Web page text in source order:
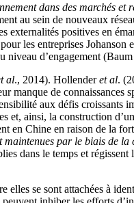
dans des marchés et
au sein de nouveaux
externalités positives en
les entreprises
niveau d’engagement (Baum
al., 2014). Hollenderet al.
manque de connaissances
aux défis croissants
ainsi, la construction
Chine en raison de la
par le biais de
dans le temps et régissent
elles se sont attachées à